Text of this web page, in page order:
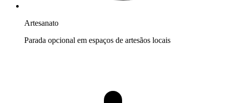
Artesanato
Parada opcional em espaços de artesãos locais